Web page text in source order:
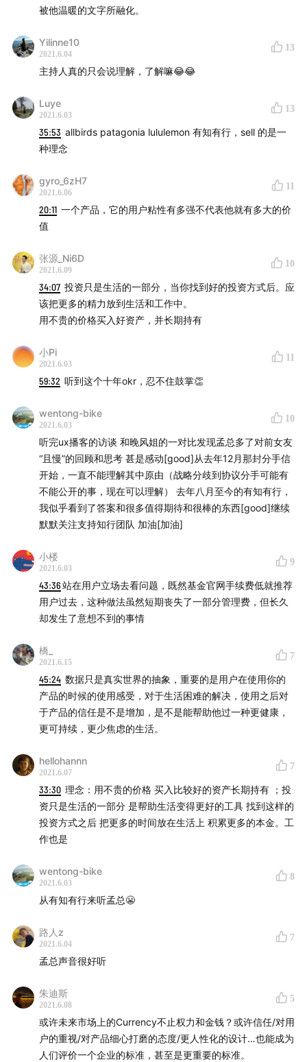
被他温暖的文字所融化。
Yilinne10
2021.6.04
13
主持人真的只会说理解，了解嘛😂😂
Luye
2021.6.03
13
35:53 allbirds patagonia lululemon 有知有行，sell 的是一
种理念
gyro_6zH7
2021.6.06
11
20:11 一个产品，它的用户粘性有多强不代表他就有多大的价
值
张源_Ni6D
2021.6.09
10
34:07 投资只是生活的一部分，当你找到好的投资方式后。应
该把更多的精力放到生活和工作中。
用不贵的价格买入好资产，并长期持有
小Pi
2021.6.03
11
59:32 听到这个十年okr，忍不住鼓掌👏
wentong-bike
2021.6.03
10
听完ux播客的访谈 和晚风姐的一对比发现孟总多了对前女友
“且慢”的回顾和思考 甚是感动[good]从去年12月那封分手信
开始，一直不能理解其中原由（战略分歧到协议分手可能有
不能公开的事，现在可以理解） 去年八月至今的有知有行，
我似乎看到了答案和很多值得期待和很棒的东西[good]继续
默默关注支持知行团队 加油[加油]
小楼
2021.6.03
9
43:36站在用户立场去看问题，既然基金官网手续费低就推荐
用户过去，这种做法虽然短期丧失了一部分管理费，但长久
却发生了意想不到的事情
橋_
2021.6.15
7
45:24 数据只是真实世界的抽象，重要的是用户在使用你的
产品的时候的使用感受，对于生活困难的解决，使用之后对
于产品的信任是不是增加，是不是能帮助他过一种更健康，
更可持续，更少焦虑的生活。
hellohannn
2021.6.07
7
33:30 理念：用不贵的价格 买入比较好的资产长期持有 ；投
资只是生活的一部分 是帮助生活变得更好的工具 找到这样的
投资方式之后 把更多的时间放在生活上 积累更多的本金。工
作也是
wentong-bike
2021.6.03
8
从有知有行来听孟总😬
路人z
2021.6.04
7
孟总声音很好听
朱迪斯
2021.6.08
5
或许未来市场上的Currency不止权力和金钱？或许信任/对用
户的重视/对产品细心打磨的态度/更人性化的设计…也能成为
人们评价一个企业的标准，甚至是更重要的标准。